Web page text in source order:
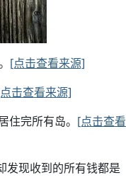
[点击查看来源]
击查看来源]
完所有岛。 [点击查看
发现收到的所有钱都是